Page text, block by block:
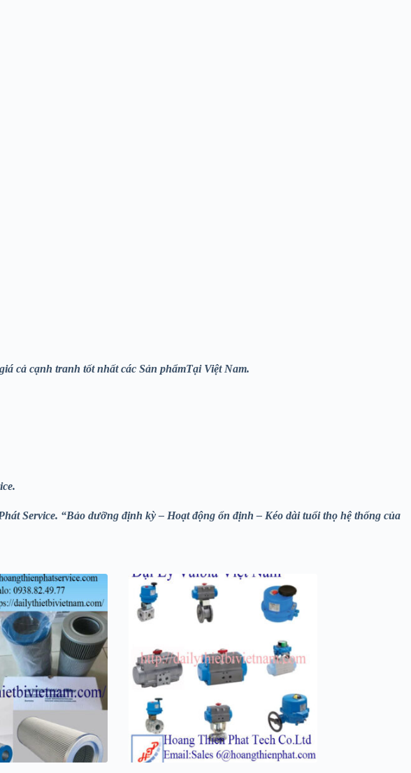
cả cạnh tranh tốt nhất các Sản phẩmTại Việt Nam.
Service. “Bảo dưỡng định kỳ – Hoạt động ổn định – Kéo dài tuổi thọ hệ thống của